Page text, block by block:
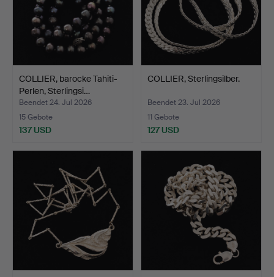
COLLIER, barocke Tahiti-
Perlen, Sterlingsi…
Beendet 24. Jul 2026
15 Gebote
137 USD
COLLIER, Sterlingsilber.
Beendet 23. Jul 2026
11 Gebote
127 USD